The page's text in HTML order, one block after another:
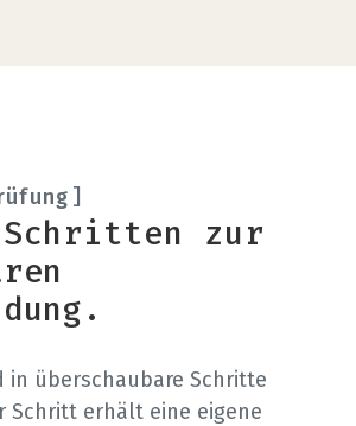
zur
in überschaubare Schritte
Schritt erhält eine eigene